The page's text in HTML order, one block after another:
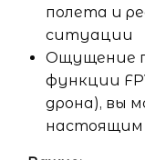
полета и
ситуации
Ощущение
функции
дрона), вы
настоящим